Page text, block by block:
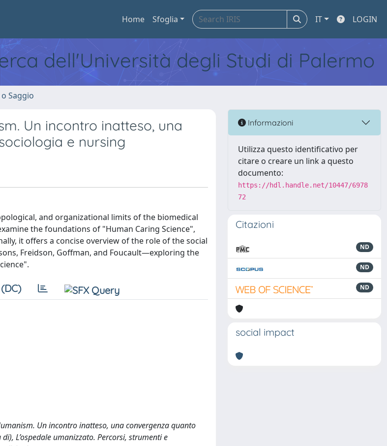
Home Sfoglia IT LOGIN
dell'Università degli Studi di Palermo
Saggio
Un incontro inatteso, una
e nursing
and organizational limits of the biomedical
the foundations of "Human Caring Science",
it offers a concise overview of the role of the social
Freidson, Goffman, and Foucault—exploring the
Un incontro inatteso, una convergenza quanto
L’ospedale umanizzato. Percorsi, strumenti e
Informazioni
Utilizza questo identificativo per
citare o creare un link a questo
documento:
https://hdl.handle.net/10447/6978
72
Citazioni
ND
ND
ND
social impact